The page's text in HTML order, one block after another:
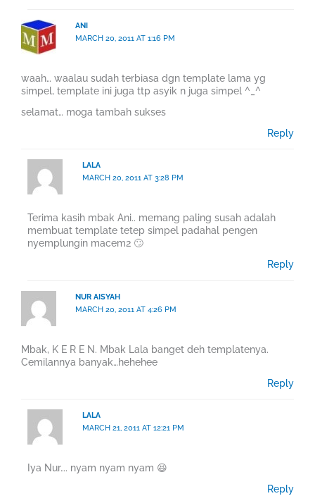
ANI
MARCH 20, 2011 AT 1:16 PM
waah… waalau sudah terbiasa dgn template lama yg
simpel, template ini juga ttp asyik n juga simpel ^_^
selamat… moga tambah sukses
Reply
LALA
MARCH 20, 2011 AT 3:28 PM
Terima kasih mbak Ani.. memang paling susah adalah
membuat template tetep simpel padahal pengen
nyemplungin macem2 🙄
Reply
NUR AISYAH
MARCH 20, 2011 AT 4:26 PM
Mbak, K E R E N. Mbak Lala banget deh templatenya.
Cemilannya banyak…hehehee
Reply
LALA
MARCH 21, 2011 AT 12:21 PM
Iya Nur…. nyam nyam nyam 😆
Reply